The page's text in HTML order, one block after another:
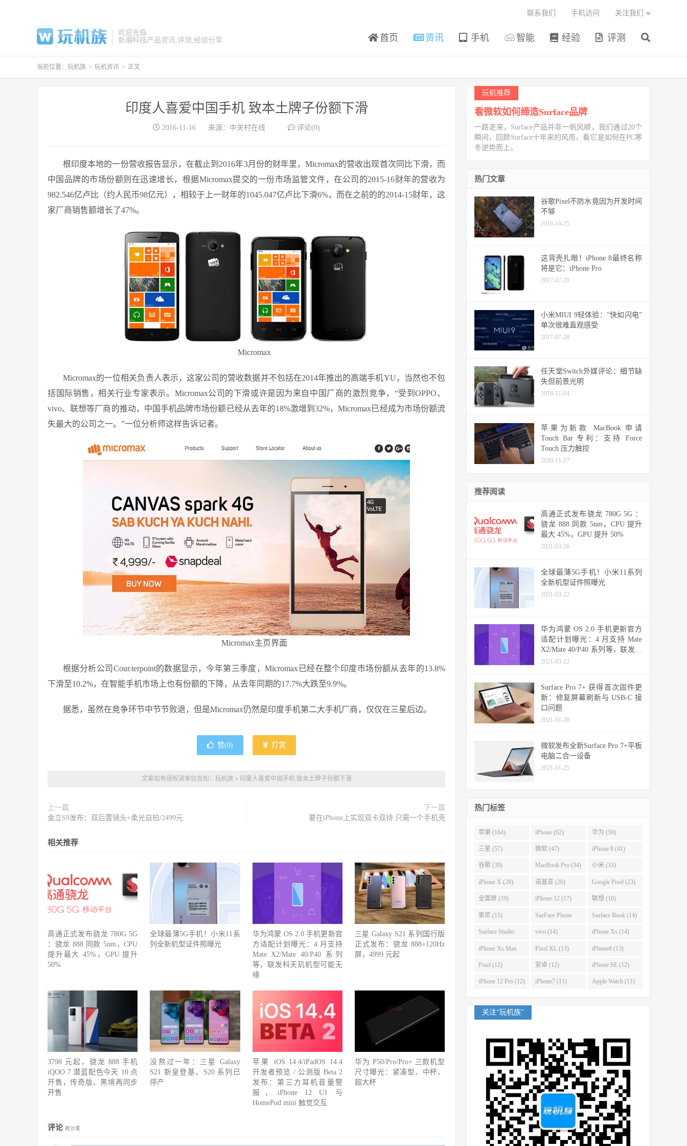
欢迎光临
新潮科技产品资讯,评测,经验分享
首页 资讯 手机 智能 经验 评测
联系我们 手机访问 关注我们
当前位置： 玩机族 > 玩机资讯 > 正文
印度人喜爱中国手机 致本土牌子份额下滑
2016-11-16 来源：中关村在线 评论(0)
根印度本地的一份营收报告显示，在截止到2016年3月份的财年里，Micromax的营收出现首次同比下滑，而
中国品牌的市场份额则在迅速增长，根据Micromax提交的一份市场监管文件，在公司的2015-16财年的营收为
982.546亿卢比（约人民币98亿元），相较于上一财年的1045.047亿卢比下滑6%，而在之前的的2014-15财年，这
家厂商销售额增长了47%。
Micromax
Micromax的一位相关负责人表示，这家公司的营收数据并不包括在2014年推出的高端手机YU，当然也不包
括国际销售，相关行业专家表示。Micromax公司的下滑或许是因为来自中国厂商的激烈竞争，“受到OPPO、
vivo、联想等厂商的推动，中国手机品牌市场份额已经从去年的18%激增到32%，Micromax已经成为市场份额流
失最大的公司之一。”一位分析师这样告诉记者。
Micromax主页界面
根据分析公司Counterpoint的数据显示，今年第三季度，Micromax已经在整个印度市场份额从去年的13.8%
下滑至10.2%，在智能手机市场上也有份额的下降，从去年同期的17.7%大跌至9.9%。
据悉，虽然在竞争环节中节节败退，但是Micromax仍然是印度手机第二大手机厂商，仅仅在三星后边。
赞(0) 打赏
文章如有侵权请来信告知： 玩机族 » 印度人喜爱中国手机 致本土牌子份额下滑
上一篇
金立S9发布：双后置镜头+柔光自拍/2499元
下一篇
要在iPhone上实现双卡双待 只需一个手机壳
相关推荐
高通正式发布骁龙 780G 5G
：骁龙 888 同款 5nm，CPU
提升最大 45%，GPU 提升
50%
全球最薄5G手机！小米11系
列全新机型证件照曝光
华为鸿蒙 OS 2.0 手机更新官
方适配计划曝光：4 月支持
Mate X2/Mate 40/P40 系列
等，联发科天玑机型可能无
缘
三星 Galaxy S21 系列国行版
正式发布：骁龙 888+120Hz
屏，4999 元起
3798 元起，骁龙 888 手机
iQOO 7 潜蓝配色今天 10 点
开售，传奇版、黑境再同步
开售
没熬过一年：三星 Galaxy
S21 新皇登基，S20 系列已
停产
苹果 iOS 14.4/iPadOS 14.4
开发者预览 / 公测版 Beta 2
发布：第三方耳机音量警
报，iPhone 12 U1 与
HomePod mini 触觉交互
华为 P50/Pro/Pro+ 三款机型
尺寸曝光：紧凑型、中杯、
超大杯
评论 抢沙发
玩机推荐
看微软如何缔造Surface品牌
一路走来，Surface产品并非一帆风顺，我们通过20个
瞬间，回顾Surface十年来的风雨，看它是如何在PC寒
冬逆势而上。
热门文章
谷歌Pixel不防水竟因为开发时间
不够
2016-10-25
这背壳扎眼！iPhone 8最终名称
将是它：iPhone Pro
2017-07-20
小米MIUI 9轻体验：“快如闪电”
单次很难直观感受
2017-07-28
任天堂Switch外媒评论：细节缺
失但前景光明
2016-11-04
苹果为新款 MacBook 申请
Touch Bar 专利：支持 Force
Touch 压力触控
2020-11-27
推荐阅读
高通正式发布骁龙 780G 5G ：
骁龙 888 同款 5nm，CPU 提升
最大 45%，GPU 提升 50%
2021-03-26
全球最薄5G手机！小米11系列
全新机型证件照曝光
2021-03-22
华为鸿蒙 OS 2.0 手机更新官方
适配计划曝光：4 月支持 Mate
X2/Mate 40/P40 系列等，联发科
天玑机型可能无缘
2021-03-22
Surface Pro 7+ 获得首次固件更
新：修复屏幕刷新与 USB-C 接
口问题
2021-01-28
微软发布全新Surface Pro 7+平板
电脑二合一设备
2021-01-25
热门标签
苹果 (164) iPhone (62) 华为 (59)
三星 (57) 微软 (47) iPhone 8 (41)
谷歌 (39) MacBook Pro (34) 小米 (33)
iPhone X (28) 诺基亚 (26) Google Pixel (23)
全面屏 (19) iPhone 12 (17) 联想 (16)
索尼 (15) SurFace Phone
(14)
Surface Book (14)
Surface Studio
(14)
vivo (14) iPhone Xs (14)
iPhone Xs Max
(14)
Pixel XL (13) iPhone8 (13)
Pixel (12) 安卓 (12) iPhone SE (12)
iPhone 12 Pro (12) iPhone7 (11) Apple Watch (11)
关注“玩机族”